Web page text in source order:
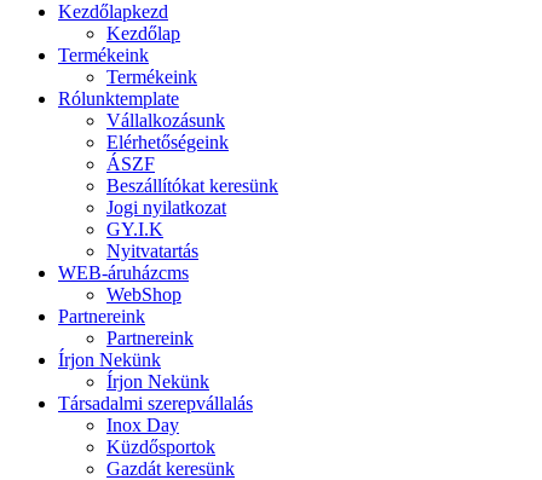
Kezdőlapkezd
Kezdőlap
Termékeink
Termékeink
Rólunktemplate
Vállalkozásunk
Elérhetőségeink
ÁSZF
Beszállítókat keresünk
Jogi nyilatkozat
GY.I.K
Nyitvatartás
WEB-áruházcms
WebShop
Partnereink
Partnereink
Írjon Nekünk
Írjon Nekünk
Társadalmi szerepvállalás
Inox Day
Küzdősportok
Gazdát keresünk